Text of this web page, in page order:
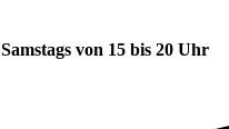
Samstags von 15 bis 20 Uhr